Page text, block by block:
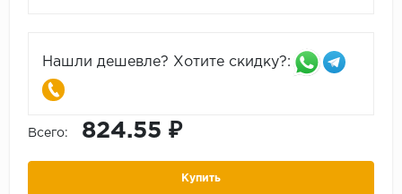
Нашли дешевле? Хотите скидку?:
Всего: 824.55 ₽
Купить